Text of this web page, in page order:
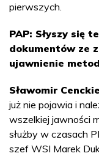
pierwszych.
PAP: Słyszy się
dokumentów ze
ujawnienie
Sławomir
już nie pojawia i
wszelkiej jawności
służby w czasach
szef WSI Marek